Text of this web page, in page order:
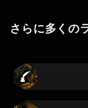
さらに多くの